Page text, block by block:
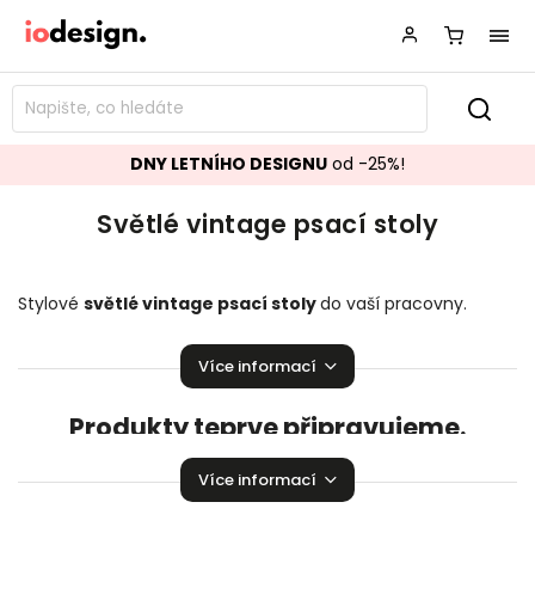
DNY LETNÍHO DESIGNU od -25%!
Světlé vintage psací stoly
Stylové světlé vintage psací stolydo vaší pracovny.
Více informací
Produkty teprve připravujeme.
Můžete se ale podívat na ostatní kategorie.
Více informací